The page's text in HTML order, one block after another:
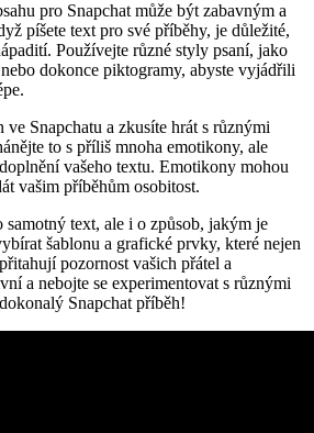
pro Snapchat může být zabavným a
píšete text pro své příběhy, je důležité,
Používejte různé styly psaní, jako
dokonce piktogramy, abyste vyjádřili
Snapchatu a zkusíte hrát s různými
to s příliš mnoha emotikony, ale
vašeho textu. Emotikony mohou
vašim příběhům osobitost.
samotný text, ale i o způsob, jakým je
šablonu a grafické prvky, které nejen
pozornost vašich přátel a
a nebojte se experimentovat s různými
Snapchat příběh!